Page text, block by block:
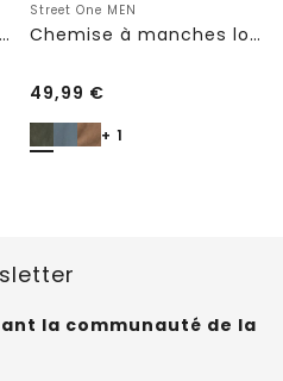
Chemise à manches longues à rayures
Street One MEN
Chemise à manches longues en velours côtelé uni
49,99 €
+ 1
la communauté de la